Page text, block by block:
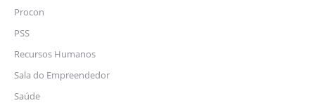
Procon
PSS
Recursos Humanos
Sala do Empreendedor
Saúde